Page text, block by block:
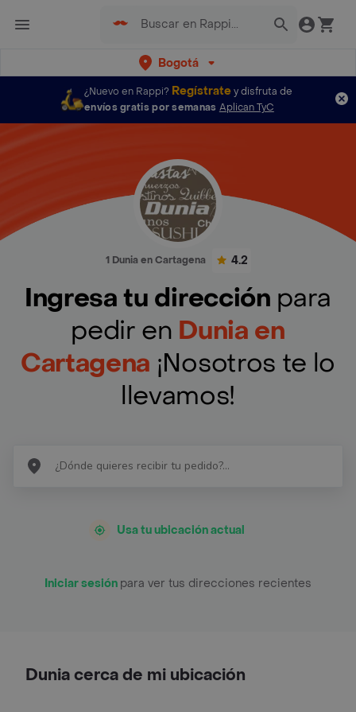
Bogotá
¿Nuevo en Rappi? Regístratey disfruta de
envíos gratis por semanas Aplican TyC
1 Dunia en Cartagena 4.2
Ingresa tu dirección para
pedir en Dunia en
Cartagena ¡Nosotros te lo
llevamos!
Usa tu ubicación actual
Iniciar sesión para ver tus direcciones recientes
Dunia cerca de mi ubicación